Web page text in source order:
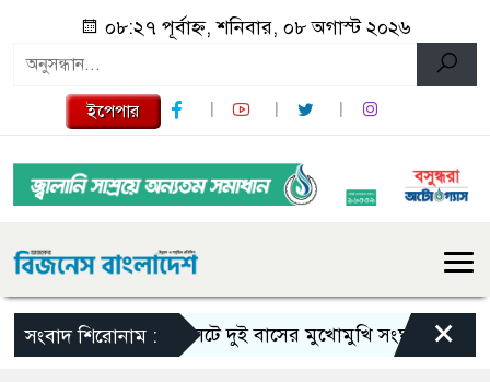
০৮:২৭ পূর্বাহ্ন, শনিবার, ০৮ অগাস্ট ২০২৬
ইপেপার
সংবাদ শিরোনাম :সিলেটে দুই বাসের মুখোমুখি সংঘর্ষে নিহত বেড়ে ৯
×